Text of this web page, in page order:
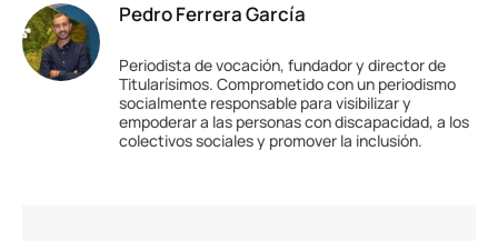
Pedro Ferrera García
Periodista de vocación, fundador y director de
Titularísimos. Comprometido con un periodismo
socialmente responsable para visibilizar y
empoderar a las personas con discapacidad, a los
colectivos sociales y promover la inclusión.